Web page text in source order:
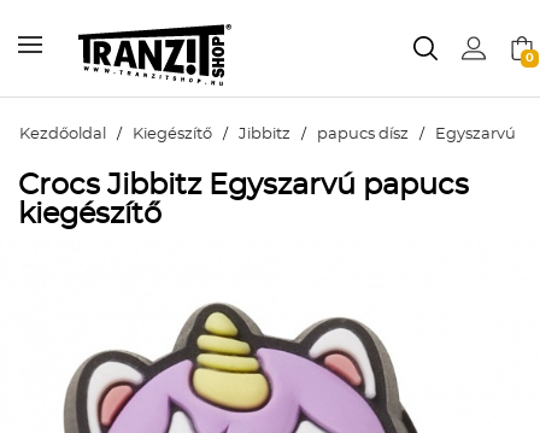
0
Kezdőoldal / Kiegészítő / Jibbitz / papucs dísz / Egyszarvú
Crocs Jibbitz Egyszarvú papucs
kiegészítő